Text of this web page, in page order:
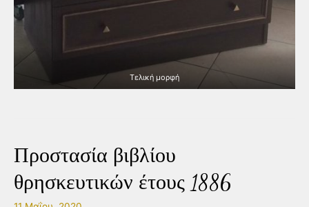
Τελική μορφή
Προστασία βιβλίου
θρησκευτικών έτους 1886